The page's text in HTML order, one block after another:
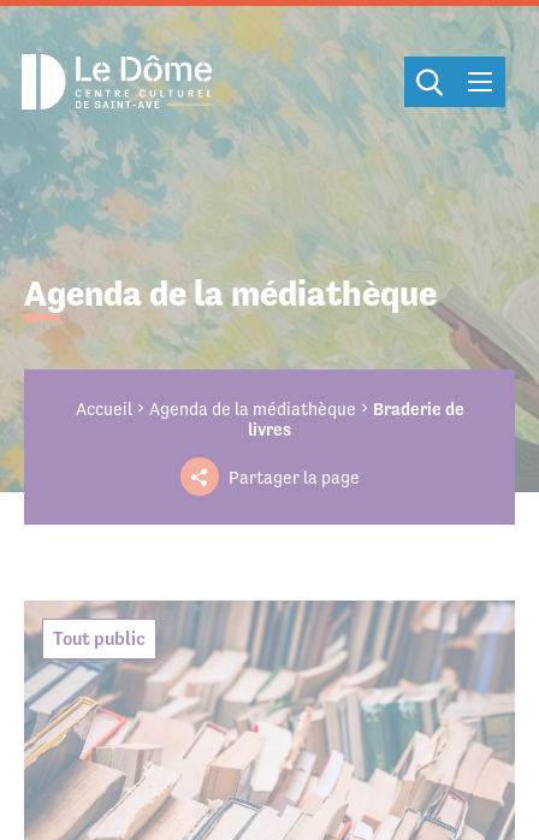
Agenda de la médiathèque
Accueil Agenda de la médiathèque
Braderie de
livres
Partager la page
Tout public
Cookies management panel